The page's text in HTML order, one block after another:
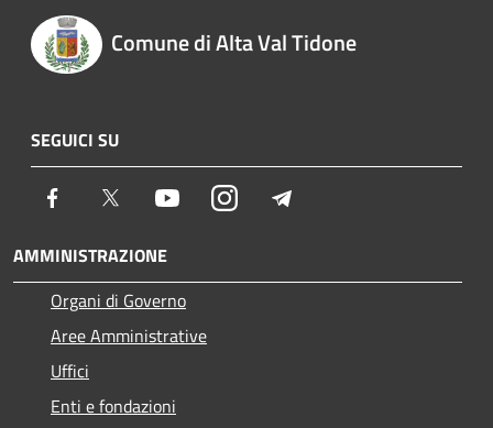
Comune di Alta Val Tidone
SEGUICI SU
Facebook Twitter YoutubeInstagram
AMMINISTRAZIONE
Organi di Governo
Aree Amministrative
Uffici
Enti e fondazioni